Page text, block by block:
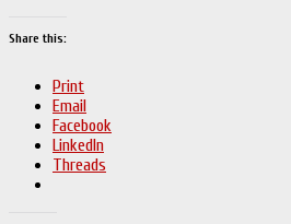
Share this:
Print
Email
Facebook
LinkedIn
Threads